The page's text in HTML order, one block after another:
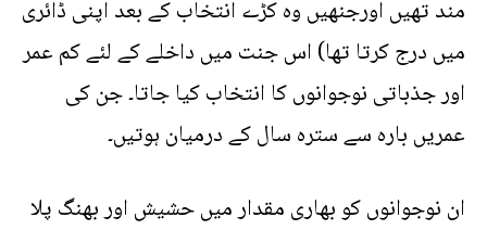
مند تھیں اورجنھیں وہ کڑے انتخاب کے بعد اپنی ڈائری
میں درج کرتا تھا) اس جنت میں داخلے کے لئے کم عمر
اور جذباتی نوجوانوں کا انتخاب کیا جاتا۔ جن کی
عمریں بارہ سے سترہ سال کے درمیان ہوتیں۔
ان نوجوانوں کو بھاری مقدار میں حشیش اور بھنگ پلا